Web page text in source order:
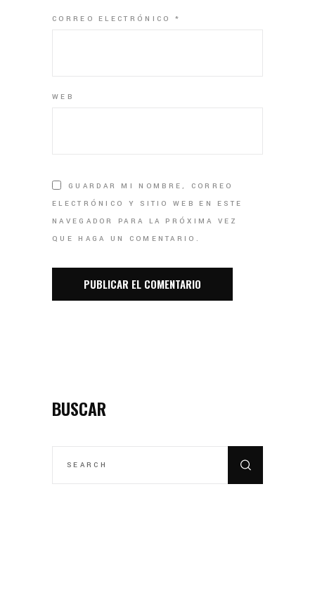
CORREO ELECTRÓNICO *
WEB
GUARDAR MI NOMBRE, CORREO
ELECTRÓNICO Y SITIO WEB EN ESTE
NAVEGADOR PARA LA PRÓXIMA VEZ
QUE HAGA UN COMENTARIO.
BUSCAR